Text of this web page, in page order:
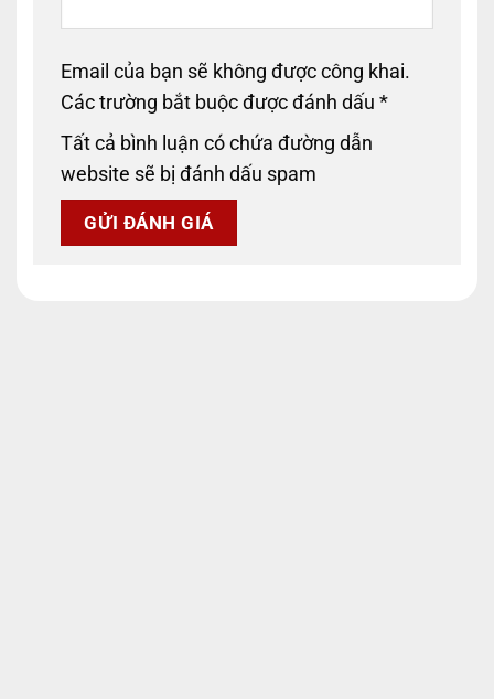
Email của bạn sẽ không được công khai.
Các trường bắt buộc được đánh dấu *
Tất cả bình luận có chứa đường dẫn
website sẽ bị đánh dấu spam